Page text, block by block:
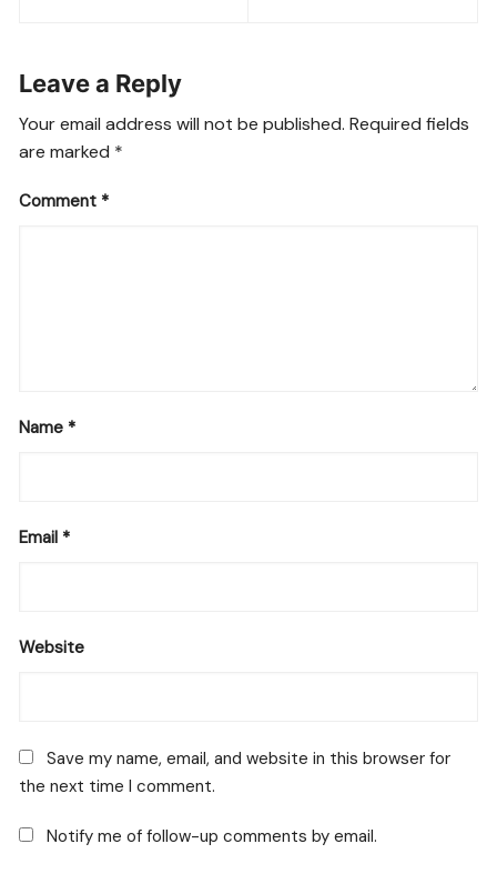
Leave a Reply
Your email address will not be published. Required fields
are marked *
Comment *
Name *
Email *
Website
Save my name, email, and website in this browser for
the next time I comment.
Notify me of follow-up comments by email.